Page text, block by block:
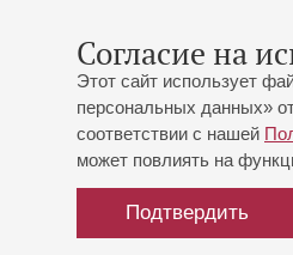
Согласие на
Этот сайт использует
персональных данных»
соответствии с нашей
может повлиять на
Подтвердить